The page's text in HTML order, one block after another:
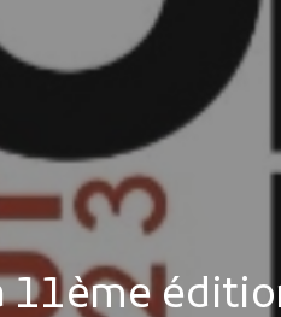
Projets
11ème